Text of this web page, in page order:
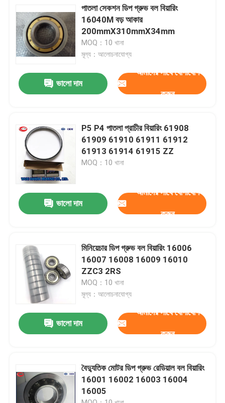
পণ্য
আমাদের সম্পর্কে
কারখানা ভ্রমণ
যোগাযোগ করুন
মামলা
গোলাকার রোলার বিয়ারিং
পাতলা সেকশন ডিপ গ্রুভ বল বিয়ারিং
16040M বড় আকার
200mmX310mmX34mm
MOQ：10 খানা
মূল্য：আলোচনাযোগ্য
ভালো দাম
আমাদের সাথে যোগাযোগ
করুন
P5 P4 পাতলা প্রাচীর বিয়ারিং 61908
61909 61910 61911 61912
61913 61914 61915 ZZ
MOQ：10 খানা
ভালো দাম
আমাদের সাথে যোগাযোগ
করুন
মিনিয়েচার ডিপ গ্রুভ বল বিয়ারিং 16006
16007 16008 16009 16010
ZZC3 2RS
MOQ：10 খানা
মূল্য：আলোচনাযোগ্য
ভালো দাম
আমাদের সাথে যোগাযোগ
করুন
বৈদ্যুতিক মোটর ডিপ গ্রুভ রেডিয়াল বল বিয়ারিং
16001 16002 16003 16004
16005